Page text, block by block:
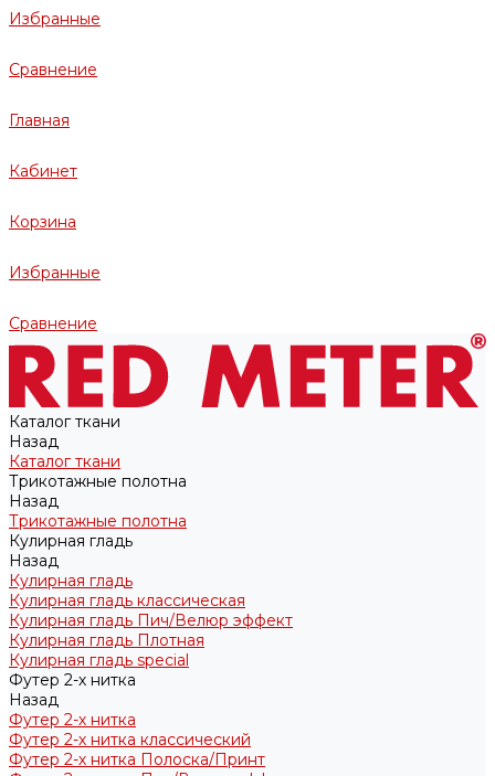
Избранные
Сравнение
Главная
Кабинет
Корзина
Избранные
Сравнение
Каталог ткани
Назад
Каталог ткани
Трикотажные полотна
Назад
Трикотажные полотна
Кулирная гладь
Назад
Кулирная гладь
Кулирная гладь классическая
Кулирная гладь Пич/Велюр эффект
Кулирная гладь Плотная
Кулирная гладь special
Футер 2-х нитка
Назад
Футер 2-х нитка
Футер 2-х нитка классический
Футер 2-х нитка Полоска/Принт